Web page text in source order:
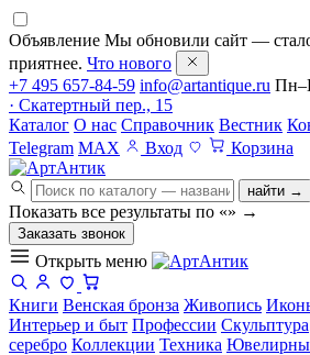
Объявление Мы обновили сайт —
приятнее. Что нового
+7 495 657-84-59 info@artantique.ru
· Скатертный пер., 15
Каталог О нас Справочник Вестник
Telegram MAX Вход Корзина
найти →
Показать все результаты по «» →
Заказать звонок
Открыть меню
Книги Венская бронза Живопись
Интерьер и быт Профессии Скульптура
серебро Коллекции Техника